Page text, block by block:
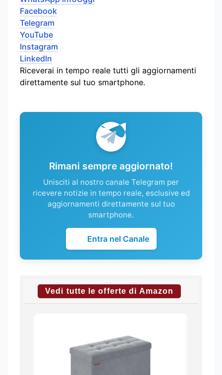
Facebook
Telegram
YouTube
Instagram
LinkedIn
Riceverai in tempo reale tutti gli aggiornamenti
direttamente sul tuo smartphone.
Rimani sempre aggiornato!
Unisciti al nostro canale Telegram per
ricevere notizie in tempo reale, esclusive ed
aggiornamenti direttamente sul tuo
smartphone.
Entra nel Canale